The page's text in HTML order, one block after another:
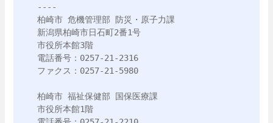
----
柏崎市 危機管理部 防災・原子力課
新潟県柏崎市日石町2番1号
市役所本館3階
電話番号：0257-21-2316
ファクス：0257-21-5980
柏崎市 福祉保健部 国保医療課
市役所本館1階